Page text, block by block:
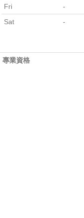
Fri
-
Sat
-
專業資格